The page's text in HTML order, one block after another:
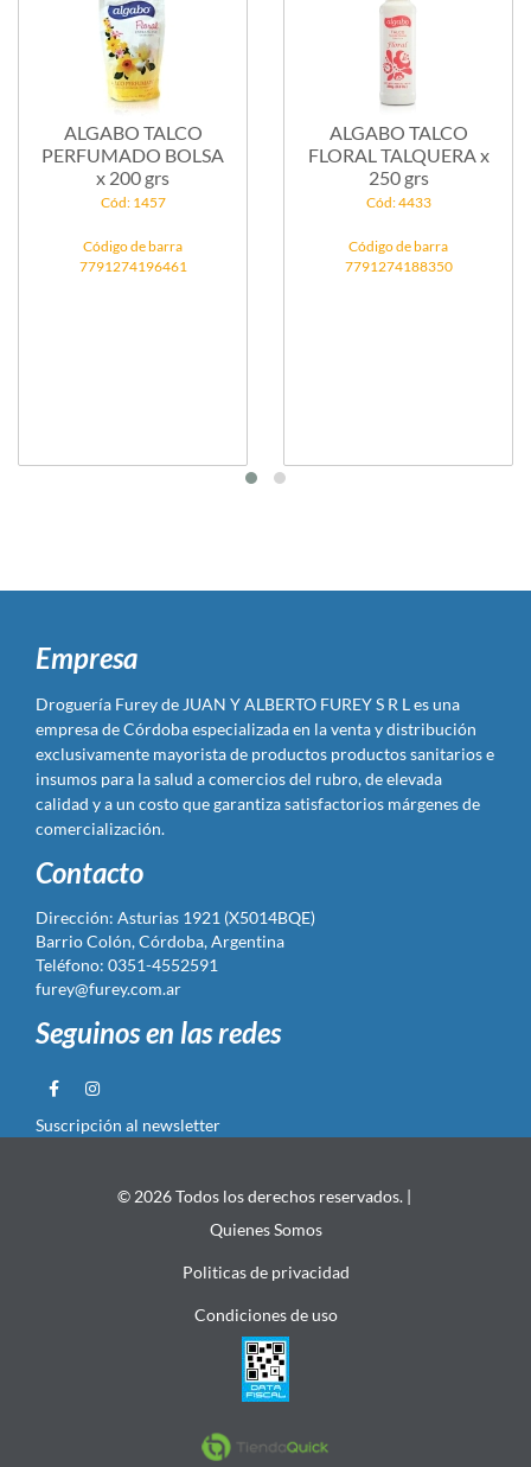
ALGABO TALCO
PERFUMADO BOLSA
x 200 grs
Cód: 1457
Código de barra
7791274196461
ALGABO TALCO
FLORAL TALQUERA x
250 grs
Cód: 4433
Código de barra
7791274188350
Empresa
Droguería Furey de JUAN Y ALBERTO FUREY S R L es una
empresa de Córdoba especializada en la venta y distribución
exclusivamente mayorista de productos productos sanitarios e
insumos para la salud a comercios del rubro, de elevada
calidad y a un costo que garantiza satisfactorios márgenes de
comercialización.
Contacto
Dirección: Asturias 1921 (X5014BQE)
Barrio Colón, Córdoba, Argentina
Teléfono: 0351-4552591
furey@furey.com.ar
Seguinos en las redes
Suscripción al newsletter
© 2026 Todos los derechos reservados. |
Quienes Somos
Politicas de privacidad
Condiciones de uso